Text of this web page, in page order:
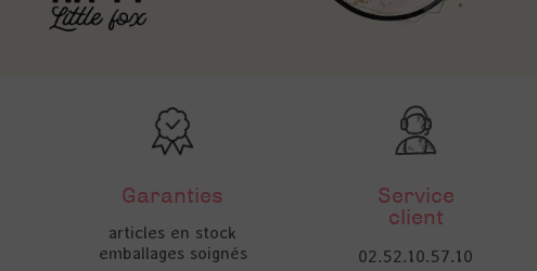
Garanties
articles en stock
emballages soignés
Service
client
02.52.10.57.10